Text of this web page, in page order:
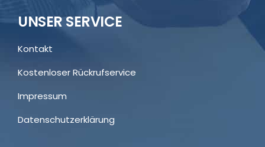
UNSER SERVICE
Kontakt
Kostenloser Rückrufservice
Impressum
Datenschutzerklärung